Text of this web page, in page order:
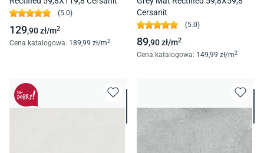
(5.0)
129,90zł/m2
Cena katalogowa: 189,99 zł/m2
Cersanit
(5.0)
89,90zł/m2
Cena katalogowa: 149,99 zł/m2